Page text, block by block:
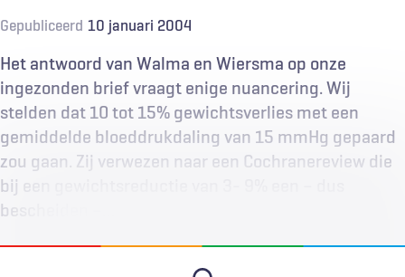
Gepubliceerd 10 januari 2004
Het antwoord van Walma en Wiersma op onze
ingezonden brief vraagt enige nuancering. Wij
stelden dat 10 tot 15% gewichtsverlies met een
gemiddelde bloeddrukdaling van 15 mmHg gepaard
zou gaan. Zij verwezen naar een Cochranereview die
bij een gewichtsreductie van 3- 9% een – dus
bescheiden –…